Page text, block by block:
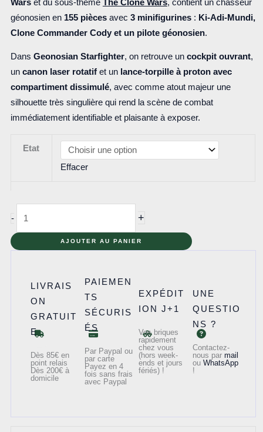
Warset du sous-thème The Clone Wars, contient un chasseur
géonosien en 155 piècesavec 3 minifigurines: Ki-Adi-Mundi,
Clone Commander Codyet un pilote géonosien.
Dans Geonosian Starfighter, on retrouve un cockpit ouvrant,
un canon laser rotatifet un lance-torpille à proton avec
compartiment dissimulé, avec comme atout majeur une
silhouette très singulière qui rend la scène de combat
immédiatement identifiable et plaisante à exposer.
Etat
Effacer
-
Starfighter
+
AJOUTER AU PANIER
LIVRAIS
ON
GRATUIT
E
Dès 85€ en
point relais
Dès 200€ à
domicile
PAIEMEN
TS
SÉCURIS
ÉS
Par Paypal ou
par carte
Payez en 4
fois sans frais
avec Paypal
EXPÉDIT
ION J+1
Vos briques
rapidement
chez vous
(hors week-
ends et jours
fériés) !
UNE
QUESTIO
NS ?
Contactez-
nous par mail
ou WhatsApp
!